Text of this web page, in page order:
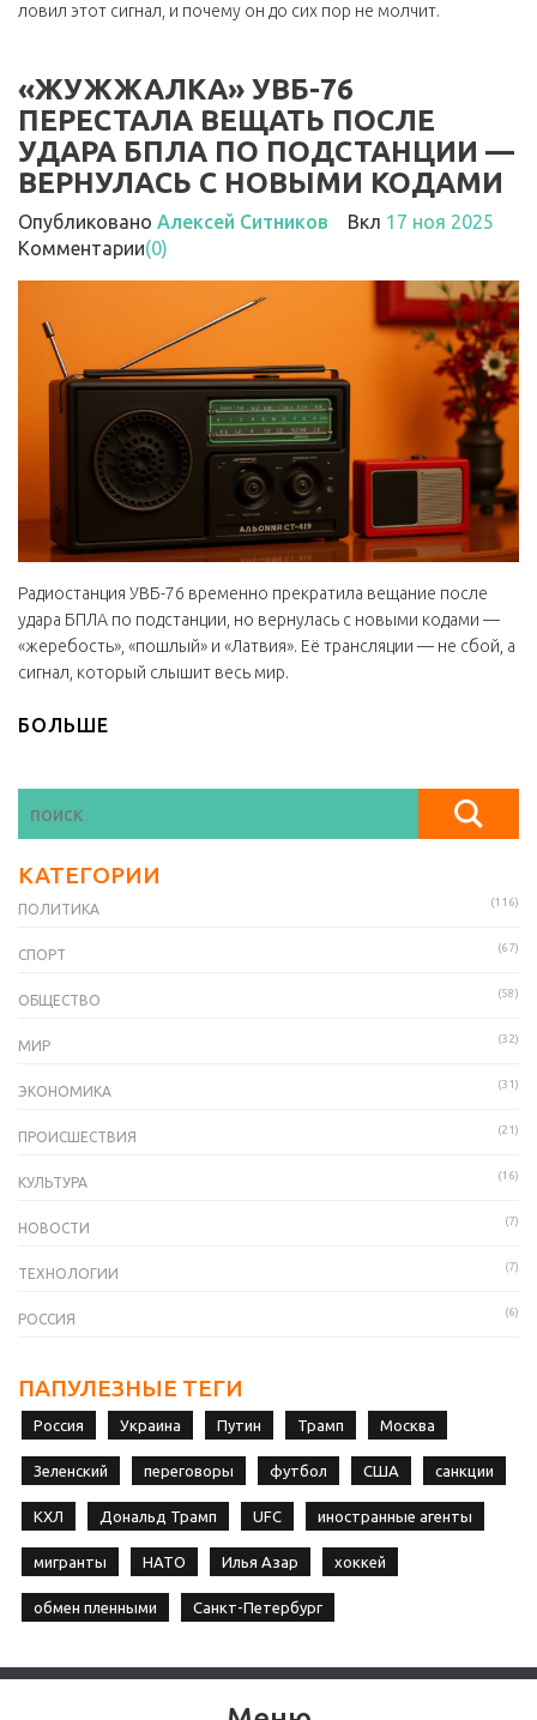
ловил этот сигнал, и почему он до сих пор не молчит.
«ЖУЖЖАЛКА» УВБ-76
ПЕРЕСТАЛА ВЕЩАТЬ ПОСЛЕ
УДАРА БПЛА ПО ПОДСТАНЦИИ —
ВЕРНУЛАСЬ С НОВЫМИ КОДАМИ
Опубликовано Алексей Ситников Вкл 17 ноя 2025
Комментарии(0)
Радиостанция УВБ-76 временно прекратила вещание после
удара БПЛА по подстанции, но вернулась с новыми кодами —
«жеребость», «пошлый» и «Латвия». Её трансляции — не сбой, а
сигнал, который слышит весь мир.
БОЛЬШЕ
КАТЕГОРИИ
ПОЛИТИКА (116)
СПОРТ (67)
ОБЩЕСТВО (58)
МИР (32)
ЭКОНОМИКА (31)
ПРОИСШЕСТВИЯ (21)
КУЛЬТУРА (16)
НОВОСТИ (7)
ТЕХНОЛОГИИ (7)
РОССИЯ (6)
ПАПУЛЕЗНЫЕ ТЕГИ
Россия Украина Путин Трамп Москва
Зеленский переговоры футбол США санкции
КХЛ Дональд Трамп UFC иностранные агенты
мигранты НАТО Илья Азар хоккей
обмен пленными Санкт-Петербург